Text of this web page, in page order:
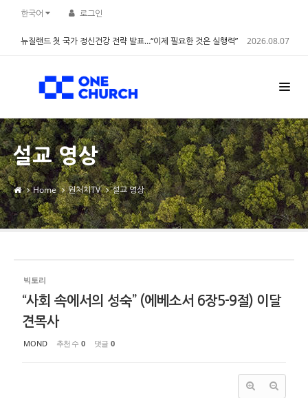
한국어 로그인
뉴질랜드 첫 국가 정신건강 전략 발표…“이제 필요한 것은 실행력” 2026.08.07
설교 영상
Home 원처치TV 설교 영상
빅토리
“사회 속에서의 성숙” (에베소서 6장5-9절) 이달
견목사
MOND 추천 수 0 댓글 0
Sketchbook5, 스케치북5